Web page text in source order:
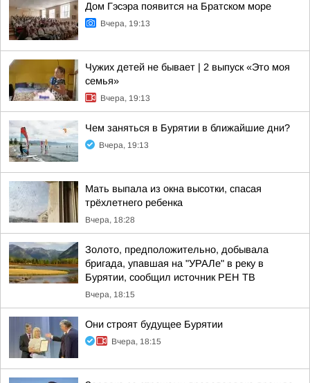
Дом Гэсэра появится на Братском море
Вчера, 19:13
Чужих детей не бывает | 2 выпуск «Это моя
семья»
Вчера, 19:13
Чем заняться в Бурятии в ближайшие дни?
Вчера, 19:13
Мать выпала из окна высотки, спасая
трёхлетнего ребенка
Вчера, 18:28
Золото, предположительно, добывала
бригада, упавшая на "УРАЛе" в реку в
Бурятии, сообщил источник РЕН ТВ
Вчера, 18:15
Они строят будущее Бурятии
Вчера, 18:15